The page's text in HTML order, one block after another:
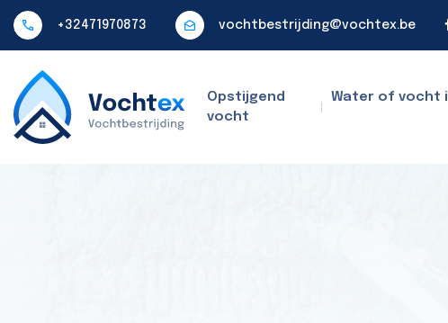
+32471970873 vochtbestrijding@vochtex.be
Opstijgend
vocht
Water of vocht